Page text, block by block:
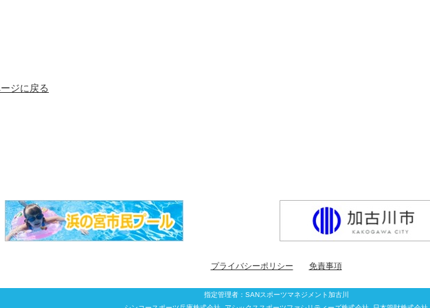
ジに戻る
プライバシーポリシー 免責事項
指定管理者：SANスポーツマネジメント加古川